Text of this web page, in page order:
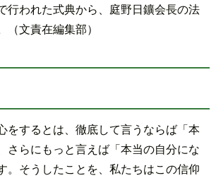
行われた式典から、庭野日鑛会長の法
文責在編集部）
をするとは、徹底して言うならば「本
さらにもっと言えば「本当の自分にな
。そうしたことを、私たちはこの信仰